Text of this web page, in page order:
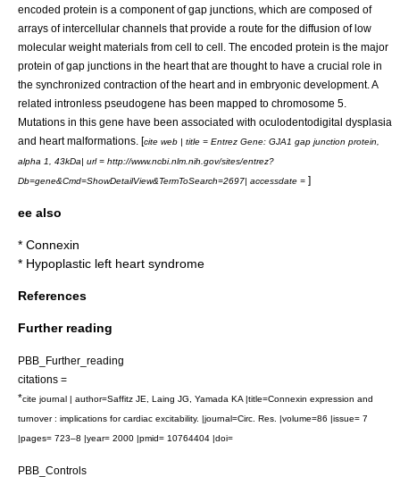
encoded protein is a component of gap junctions, which are composed of
arrays of intercellular channels that provide a route for the diffusion of low
molecular weight materials from cell to cell. The encoded protein is the major
protein of gap junctions in the heart that are thought to have a crucial role in
the synchronized contraction of the heart and in embryonic development. A
related intronless pseudogene has been mapped to chromosome 5.
Mutations in this gene have been associated with oculodentodigital dysplasia
and heart malformations. [cite web | title = Entrez Gene: GJA1 gap junction protein,
alpha 1, 43kDa| url = http://www.ncbi.nlm.nih.gov/sites/entrez?
Db=gene&Cmd=ShowDetailView&TermToSearch=2697| accessdate = ]
ee also
* Connexin
* Hypoplastic left heart syndrome
References
Further reading
PBB_Further_reading
citations =
*cite journal | author=Saffitz JE, Laing JG, Yamada KA |title=Connexin expression and
turnover : implications for cardiac excitability. |journal=Circ. Res. |volume=86 |issue= 7
|pages= 723–8 |year= 2000 |pmid= 10764404 |doi=
PBB_Controls